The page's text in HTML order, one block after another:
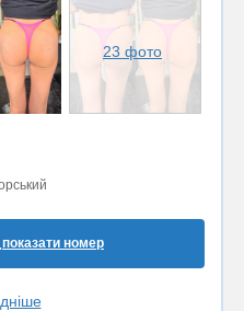
23 фото
показати номер